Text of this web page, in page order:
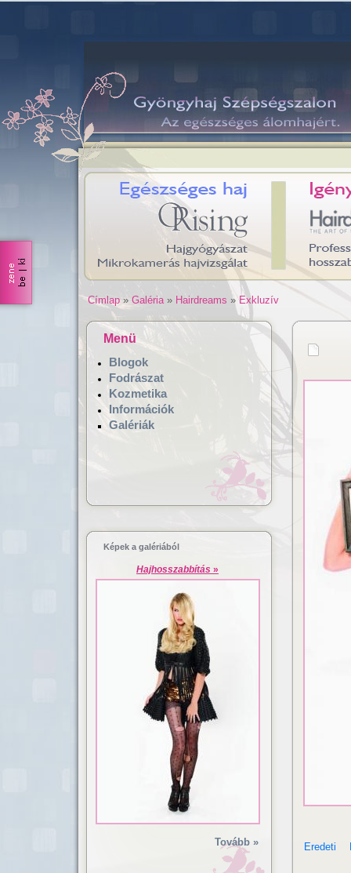
Hajgyógyászat,
Lézeres
Címlap» Galéria» Hairdreams » Exkluzív
Eredeti
Menü
Blogok
Fodrászat
Kozmetika
Információk
Galériák
Képek a galériából
Hajhosszabbítás »
Tovább »